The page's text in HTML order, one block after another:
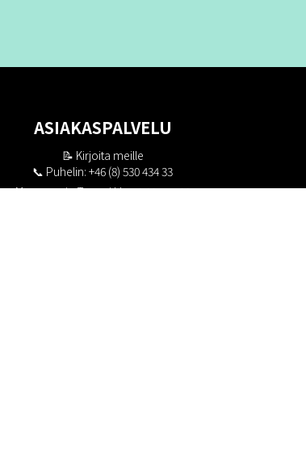
ASIAKASPALVELU
📝 Kirjoita meille
📞 Puhelin: +46 (8) 530 434 33
Maanantai - Torstai klo 10.00 - 17.00